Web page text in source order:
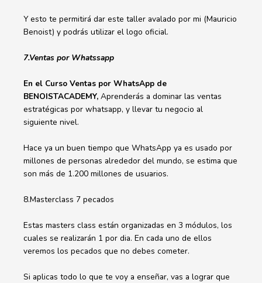
Y esto te permitirá dar este taller avalado por mi (Mauricio
Benoist) y podrás utilizar el logo oficial.
7.Ventas por Whatssapp
En el Curso Ventas por WhatsApp de
BENOISTACADEMY, Aprenderás a dominar las ventas
estratégicas por whatsapp, y llevar tu negocio al
siguiente nivel.
Hace ya un buen tiempo que WhatsApp ya es usado por
millones de personas alrededor del mundo, se estima que
son más de 1.200 millones de usuarios.
8.Masterclass 7 pecados
Estas masters class están organizadas en 3 módulos, los
cuales se realizarán 1 por dia. En cada uno de ellos
veremos los pecados que no debes cometer.
Si aplicas todo lo que te voy a enseñar, vas a lograr que